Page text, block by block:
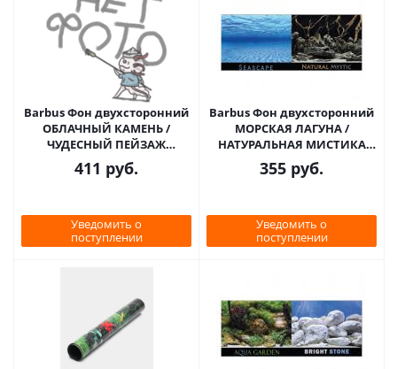
Barbus Фон двухсторонний
ОБЛАЧНЫЙ КАМЕНЬ /
ЧУДЕСНЫЙ ПЕЙЗАЖ
60см*124см
411 руб.
Уведомить о
поступлении
Barbus Фон двухсторонний
МОРСКАЯ ЛАГУНА /
НАТУРАЛЬНАЯ МИСТИКА
45см*94см
355 руб.
Уведомить о
поступлении